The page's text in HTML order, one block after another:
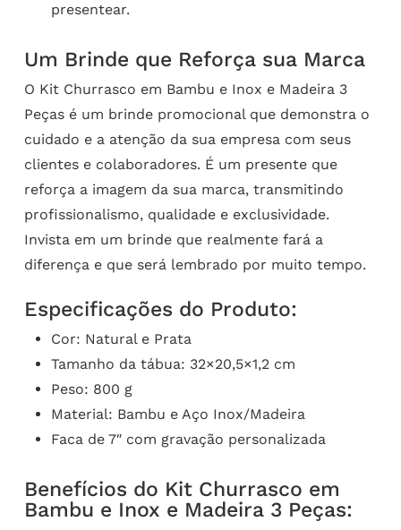
presentear.
Um Brinde que Reforça sua Marca
O Kit Churrasco em Bambu e Inox e Madeira 3
Peças é um brinde promocional que demonstra o
cuidado e a atenção da sua empresa com seus
clientes e colaboradores. É um presente que
reforça a imagem da sua marca, transmitindo
profissionalismo, qualidade e exclusividade.
Invista em um brinde que realmente fará a
diferença e que será lembrado por muito tempo.
Especificações do Produto:
Cor: Natural e Prata
Tamanho da tábua: 32×20,5×1,2 cm
Peso: 800 g
Material: Bambu e Aço Inox/Madeira
Faca de 7″ com gravação personalizada
Benefícios do Kit Churrasco em
Bambu e Inox e Madeira 3 Peças: